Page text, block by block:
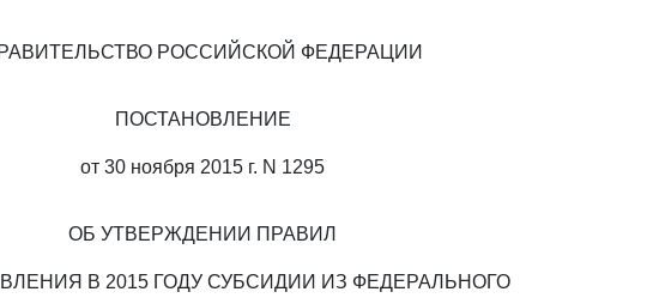
РОССИЙСКОЙ ФЕДЕРАЦИИ
ПОСТАНОВЛЕНИЕ
от 30 ноября 2015 г. N 1295
ОБ УТВЕРЖДЕНИИ ПРАВИЛ
В 2015 ГОДУ СУБСИДИИ ИЗ ФЕДЕРАЛЬНОГО